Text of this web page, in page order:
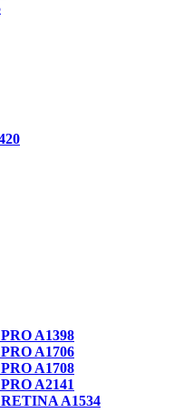
A1398
A1706
A1708
A2141
A1534